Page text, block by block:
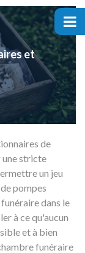
ACCUEIL
DÉMARCHES
APRÈS DÉCÈS
OBSÈQUES
PARTENAIRE
et
de
une stricte
un jeu
pompes
dans le
à ce qu'aucun
et à bien
funéraire